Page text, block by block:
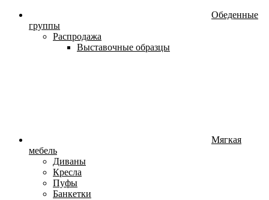
Обеденные
группы
Распродажа
Выставочные образцы
Мягкая
мебель
Диваны
Кресла
Пуфы
Банкетки